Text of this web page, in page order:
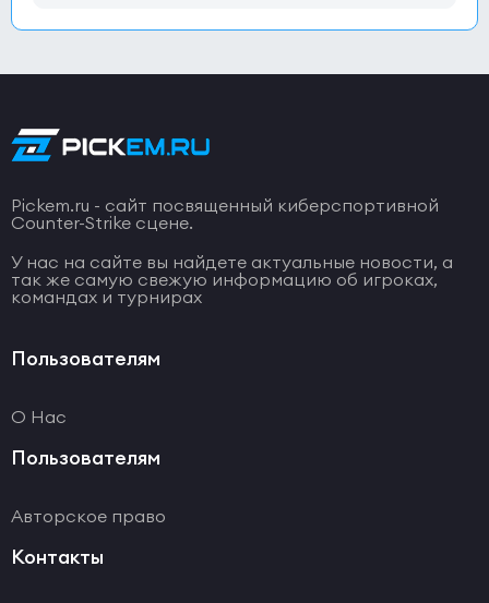
Pickem.ru - сайт посвященный киберспортивной
Counter-Strike сцене.
У нас на сайте вы найдете актуальные новости, а
так же самую свежую информацию об игроках,
командах и турнирах
Пользователям
О Нас
Пользователям
Авторское право
Контакты